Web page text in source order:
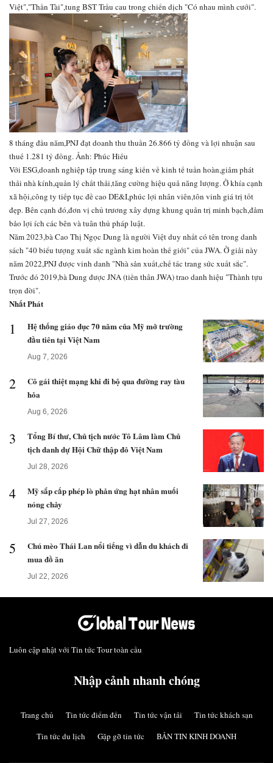
Việt","Thần Tài",tung BST Trầu cau trong chiến dịch "Có nhau mình cưới".
8 tháng đầu năm,PNJ đạt doanh thu thuần 26.866 tỷ đồng và lợi nhuận sau
thuế 1.281 tỷ đồng. Ảnh: Phúc Hiếu
Với ESG,doanh nghiệp tập trung sáng kiến về kinh tế tuần hoàn,giảm phát
thải nhà kính,quản lý chất thải,tăng cường hiệu quả năng lượng. Ở khía cạnh
xã hội,công ty tiếp tục đề cao DE&I,phúc lợi nhân viên,tôn vinh giá trị tốt
đẹp. Bên cạnh đó,đơn vị chủ trương xây dựng khung quản trị minh bạch,đảm
bảo lợi ích các bên và tuân thủ pháp luật.
Năm 2023,bà Cao Thị Ngọc Dung là người Việt duy nhất có tên trong danh
sách "40 biểu tượng xuất sắc ngành kim hoàn thế giới" của JWA. Ở giải này
năm 2022,PNJ được vinh danh "Nhà sản xuất,chế tác trang sức xuất sắc".
Trước đó 2019,bà Dung được JNA (tiền thân JWA) trao danh hiệu "Thành tựu
trọn đời".
Nhất Phát
1
Hệ thống giáo dục 70 năm của Mỹ mở trường
đầu tiên tại Việt Nam
Aug 7, 2026
2
Cô gái thiệt mạng khi đi bộ qua đường ray tàu
hỏa
Aug 6, 2026
3
Tổng Bí thư, Chủ tịch nước Tô Lâm làm Chủ
tịch danh dự Hội Chữ thập đỏ Việt Nam
Jul 28, 2026
4
Mỹ sắp cấp phép lò phản ứng hạt nhân muối
nóng chảy
Jul 27, 2026
5
Chú mèo Thái Lan nổi tiếng vì dẫn du khách đi
mua đồ ăn
Jul 22, 2026
Luôn cập nhật với Tin tức Tour toàn cầu
Nhập cảnh nhanh chóng
Trang chủ Tin tức điểm đến Tin tức vận tải
Tin tức khách sạn
Tin tức du lịch
Gặp gỡ tin tức BẢN TIN KINH DOANH